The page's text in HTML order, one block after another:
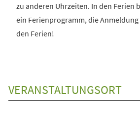
zu anderen Uhrzeiten. In den Ferien
ein Ferienprogramm, die
den Ferien!
VERANSTALTUNGSORT